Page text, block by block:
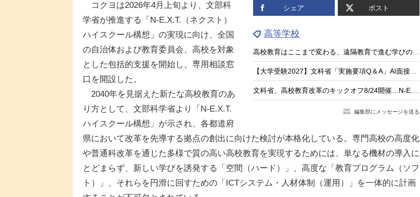
シェア ポスト
高等学校
高校教育はここまで変わる、遠隔教育で進む学びのアップデート
【大学受験2027】文科省「実施要項Q＆A」AI面接不可など面接ルール明確化
文科省、高校教育改革のキックオフ8/24開催…N-E.X.T.始動
編集部にメッセージを送る
コクヨは2026年4月上旬より、文部科
学省が推進する「N-E.X.T.（ネクスト）
ハイスクール構想」の実現に向け、全国
の自治体および教育委員会、高校を対象
とした包括的支援を開始し、専用相談窓
口を開設した。
2040年を見据えた新たな高校教育のあ
り方として、文部科学省より「N-E.X.T.
ハイスクール構想」が示され、各都道府
県において改革を先導する拠点の創出に向けた検討が本格化している。専門高校の高度化
や普通科改革を通じた多様で質の高い高校教育を実現するためには、単なる機材の導入に
とどまらず、新しい学びを誘発する「空間（ハード）」、高度な「教育プログラム（ソフ
ト）」、それらを円滑に回すための「ICTシステム・人材体制（運用）」を一体的に計画